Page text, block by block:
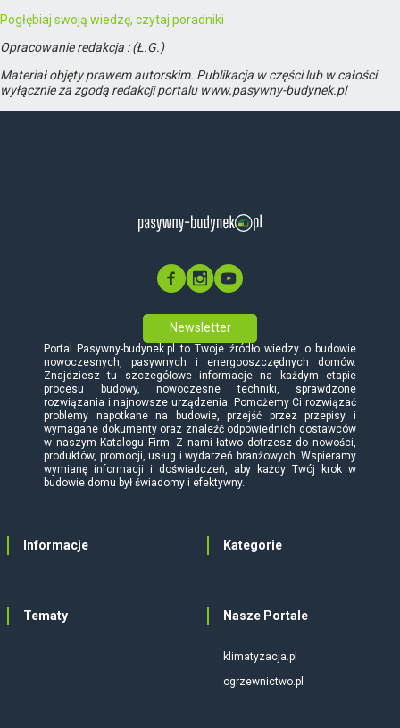
Pogłębiaj swoją wiedzę, czytaj poradniki
Opracowanie redakcja : (Ł.G.)
Materiał objęty prawem autorskim. Publikacja w części lub w całości
wyłącznie za zgodą redakcji portalu www.pasywny-budynek.pl
Newsletter
Portal Pasywny-budynek.pl to Twoje źródło wiedzy o budowie
nowoczesnych, pasywnych i energooszczędnych domów.
Znajdziesz tu szczegółowe informacje na każdym etapie
procesu budowy, nowoczesne techniki, sprawdzone
rozwiązania i najnowsze urządzenia. Pomożemy Ci rozwiązać
problemy napotkane na budowie, przejść przez przepisy i
wymagane dokumenty oraz znaleźć odpowiednich dostawców
w naszym Katalogu Firm. Z nami łatwo dotrzesz do nowości,
produktów, promocji, usług i wydarzeń branżowych. Wspieramy
wymianę informacji i doświadczeń, aby każdy Twój krok w
budowie domu był świadomy i efektywny.
Informacje Kategorie
Tematy Nasze Portale
klimatyzacja.pl
ogrzewnictwo.pl